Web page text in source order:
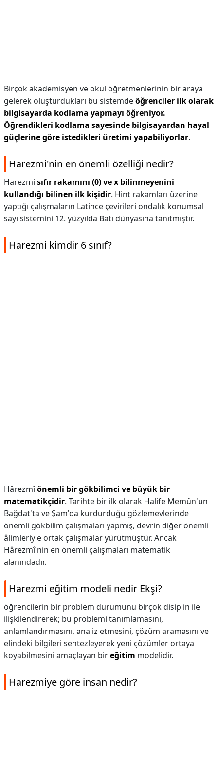
Birçok akademisyen ve okul öğretmenlerinin bir araya
gelerek oluşturdukları bu sistemdeöğrenciler ilk olarak
bilgisayarda kodlama yapmayı öğreniyor.
Öğrendikleri kodlama sayesinde bilgisayardan hayal
güçlerine göre istedikleri üretimi yapabiliyorlar.
Harezmi'nin en önemli özelliği nedir?
Harezmi sıfır rakamını (0) ve x bilinmeyenini
kullandığı bilinen ilk kişidir. Hint rakamları üzerine
yaptığı çalışmaların Latince çevirileri ondalık konumsal
sayı sistemini 12. yüzyılda Batı dünyasına tanıtmıştır.
Harezmi kimdir 6 sınıf?
Hârezmîönemli bir gökbilimci ve büyük bir
matematikçidir. Tarihte bir ilk olarak Halife Memûn'un
Bağdat'ta ve Şam'da kurdurduğu gözlemevlerinde
önemli gökbilim çalışmaları yapmış, devrin diğer önemli
âlimleriyle ortak çalışmalar yürütmüştür. Ancak
Hârezmî'nin en önemli çalışmaları matematik
alanındadır.
Harezmi eğitim modeli nedir Ekşi?
öğrencilerin bir problem durumunu birçok disiplin ile
ilişkilendirerek; bu problemi tanımlamasını,
anlamlandırmasını, analiz etmesini, çözüm aramasını ve
elindeki bilgileri sentezleyerek yeni çözümler ortaya
koyabilmesini amaçlayan bireğitim modelidir.
Harezmiye göre insan nedir?